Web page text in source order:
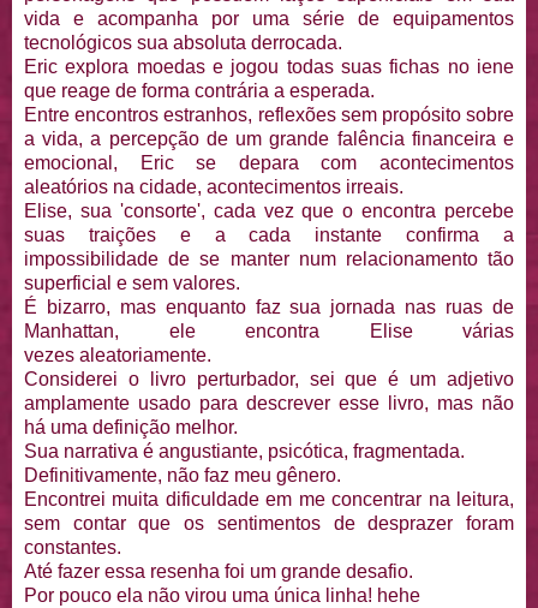
vida e acompanha por uma série de equipamentos
tecnológicos sua absoluta derrocada.
Eric explora moedas e jogou todas suas fichas no iene
que reage de forma contrária a esperada.
Entre encontros estranhos, reflexões sem propósito sobre
a vida, a percepção de um grande falência financeira e
emocional, Eric se depara com acontecimentos
aleatórios na cidade, acontecimentos irreais.
Elise, sua 'consorte', cada vez que o encontra percebe
suas traições e a cada instante confirma a
impossibilidade de se manter num relacionamento tão
superficial e sem valores.
É bizarro, mas enquanto faz sua jornada nas ruas de
Manhattan, ele encontra Elise várias
vezes aleatoriamente.
Considerei o livro perturbador, sei que é um adjetivo
amplamente usado para descrever esse livro, mas não
há uma definição melhor.
Sua narrativa é angustiante, psicótica, fragmentada.
Definitivamente, não faz meu gênero.
Encontrei muita dificuldade em me concentrar na leitura,
sem contar que os sentimentos de desprazer foram
constantes.
Até fazer essa resenha foi um grande desafio.
Por pouco ela não virou uma única linha! hehe